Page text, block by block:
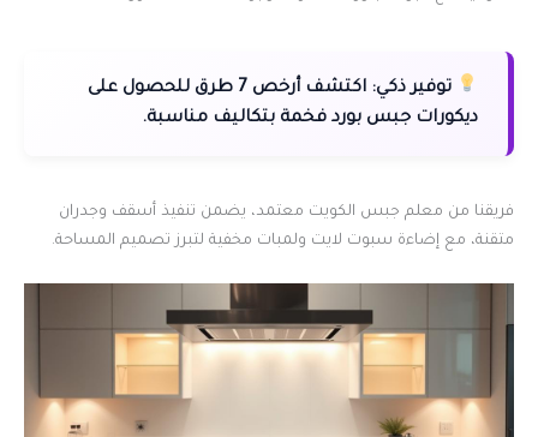
توفير ذكي:
اكتشف أرخص 7 طرق للحصول على
ديكورات جبس بورد فخمة بتكاليف مناسبة.
فريقنا من معلم جبس الكويت معتمد، يضمن تنفيذ أسقف وجدران
متقنة، مع إضاءة سبوت لايت ولمبات مخفية لتبرز تصميم المساحة.